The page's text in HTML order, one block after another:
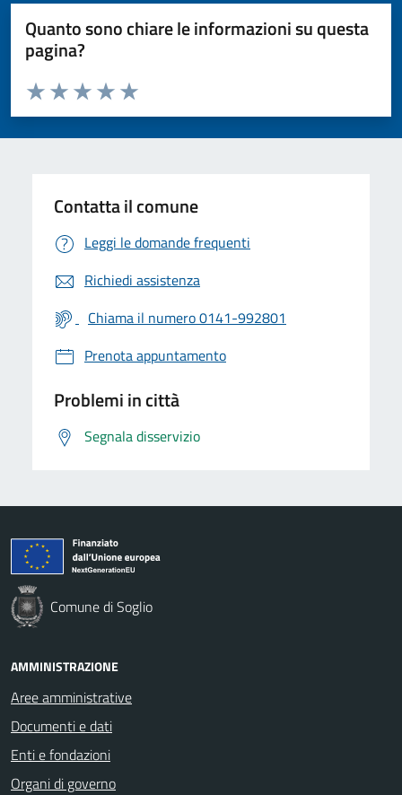
Quanto sono chiare le informazioni su questa
pagina?
Valuta da 1 a 5 stelle la pagina
Valuta 5 stelle su 5
Valuta 4 stelle su 5
Valuta 3 stelle su 5
Valuta 2 stelle su 5
Valuta 1 stelle su 5
Contatta il comune
Leggi le domande frequenti
Richiedi assistenza
Chiama il numero 0141-992801
Prenota appuntamento
Problemi in città
Segnala disservizio
Comune di Soglio
AMMINISTRAZIONE
Aree amministrative
Documenti e dati
Enti e fondazioni
Organi di governo